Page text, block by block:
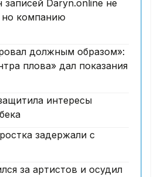
записей Daryn.online не
компанию
должным образом»:
плова» дал показания
интересы
задержали с
за артистов и осудил